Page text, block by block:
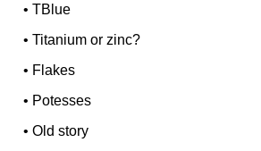
•TBlue
•Titanium or zinc?
• Flakes
• Potesses
•Old story